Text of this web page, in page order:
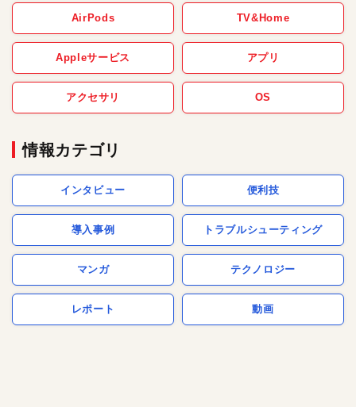
AirPods TV&Home
Appleサービス アプリ
アクセサリ OS
情報カテゴリ
インタビュー 便利技
導入事例 トラブルシューティング
マンガ テクノロジー
レポート 動画